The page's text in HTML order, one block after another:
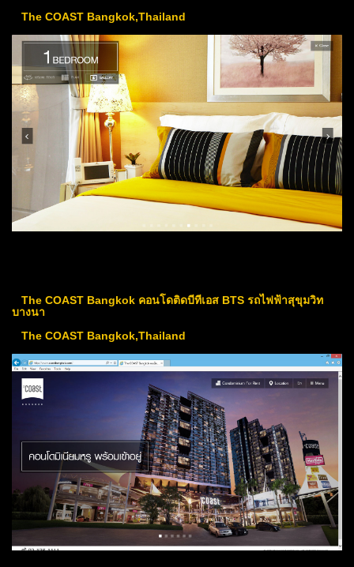
The COAST Bangkok,Thailand
The COAST Bangkok คอนโดติดบีทีเอส BTS รถไฟฟ้าสุขุมวิท
บางนา
The COAST Bangkok,Thailand